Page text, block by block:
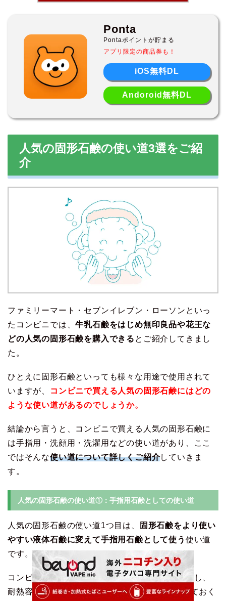
Ponta
Pontaポイントが貯まる
アプリ限定の商品券も！
iOS無料DL
Andoroid無料DL
人気の固形石鹸の使い道3選をご紹
介
ファミリーマート・セブンイレブン・ローソンといっ
たコンビニでは、牛乳石鹸をはじめ無印良品や花王な
どの人気の固形石鹸を購入できる とご紹介してきまし
た。
ひとえに固形石鹸といっても様々な用途で使用されて
いますが、
コンビニで買える人気の固形石鹸にはどの
ような使い道があるのでしょうか。
結論から言うと、コンビニで買える人気の固形石鹸に
は手指用・洗顔用・洗濯用などの使い道があり、ここ
ではそんな使い道について詳しくご紹介していきま
す。
人気の固形石鹸の使い道①：手指用石鹸としての使い道
人気の固形石鹸の使い道1つ目は、
固形石鹸をより使い
やすい液体石鹸に変えて手指用石鹸として使う 使い道
です。
コンビニで購入した固形石鹸をおろし金で細かくし、
耐熱容器に石鹸と3倍量の熱湯を注いで一晩置いておく